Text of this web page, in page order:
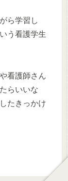
ら学習し
う看護学生
看護師さん
らいいな
たきっかけ